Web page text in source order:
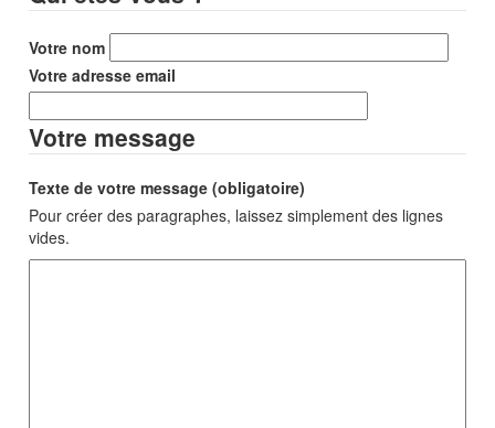
Votre nom
Votre adresse email
Votre message
Texte de votre message (obligatoire)
Pour créer des paragraphes, laissez simplement des lignes
vides.